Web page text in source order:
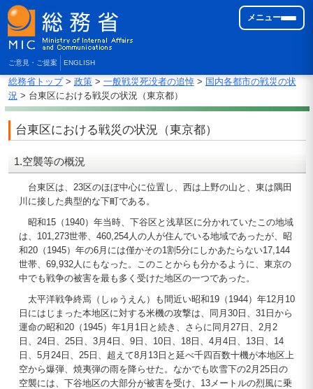
ご意見・ご提案 ENGLISH
メニュー
総務省トップ> 政策> 一般戦災死没者の追悼> 国内各都市の戦災の状
況> 台東区における戦災の状況（東京都）
台東区における戦災の状況（東京都）
1.空襲等の概況
台東区は、23区のほぼ中心に位置し、西は上野の山と、東は隅田
川に接した典型的な下町である。
昭和15（1940）年当時、下谷区と浅草区に分かれていたこの地域
は、101,273世帯、460,254人の人が住んでいる地域であったが、昭
和20（1945）年の6月には僅かその1割5分にしかあたらない17,144
世帯、69,932人にもなった。このことからも分かるように、東京の
中でも戦争の被害を最も多く受けた地区の一つであった。
太平洋戦争終焉（しゅうえん）も間近い昭和19（1944）年12月10
日にはじまった本地区に対する米機の攻撃は、同月30日、31日から
運命の昭和20（1945）年1月1日と続き、さらに同月27日、2月2
日、24日、25日、3月4日、9日、10日、18日、4月4日、13日、14
日、5月24日、25日、超えて8月13日と延べ千四百数十機が本地区上
空から爆弾、焼夷弾の雨を降らせた。なかでも吹雪下の2月25日の
空襲には、下谷地区の大部分が被害を受け、13メートルの烈風に乗